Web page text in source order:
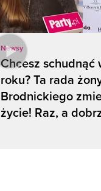
Newsy
Chcesz schudnąć
roku? Ta rada
Brodnickiego
życie! Raz, a